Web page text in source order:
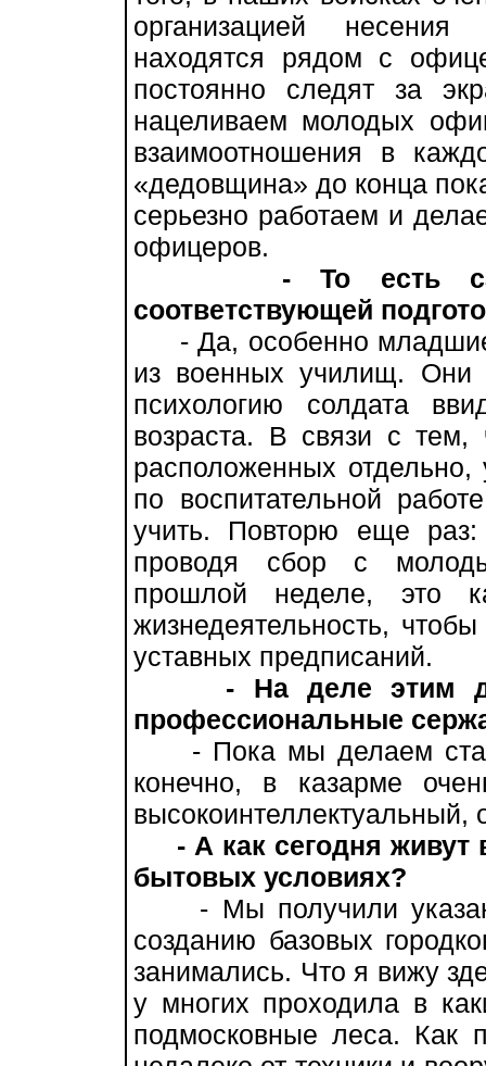
организацией
находятся рядом с
постоянно следят за
нацеливаем молодых
взаимоотношения в
«дедовщина» до конца
серьезно работаем и
офицеров.
- То есть
соответствующей
- Да, особенно младшие
из военных училищ. Они
психологию солдата
возраста. В связи с тем,
расположенных
по воспитательной
учить. Повторю еще
проводя сбор с
прошлой неделе, это
жизнедеятельность,
уставных предписаний.
- На деле этим
профессиональные
- Пока мы делаем
конечно, в казарме
высокоинтеллектуальный,
- А как сегодня
бытовых условиях?
- Мы получили
созданию базовых
занимались. Что я вижу
у многих проходила в
подмосковные леса. Как